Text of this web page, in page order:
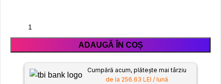
ADAUGĂ ÎN COȘ
Cumpără acum, plătește mai târziu
de la 256.63 LEI / lună